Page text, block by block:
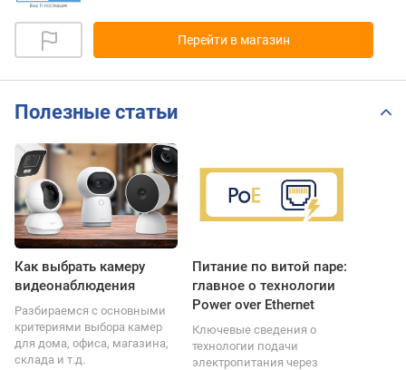
Перейти в магазин
Полезные статьи
Как выбрать камеру
видеонаблюдения
Разбираемся с основными
критериями выбора камер
для дома, офиса, магазина,
склада и т.д.
Питание по витой паре:
главное о технологии
Power over Ethernet
Ключевые сведения о
технологии подачи
электропитания через